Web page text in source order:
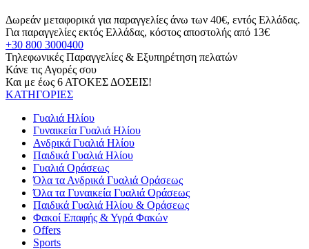
Δωρεάν μεταφορικά για παραγγελίες άνω των 40€, εντός Ελλάδας.
Για παραγγελίες εκτός Ελλάδας, κόστος αποστολής από 13€
+30 800 3000400
Τηλεφωνικές Παραγγελίες & Εξυπηρέτηση πελατών
Κάνε τις Αγορές σου
Και με έως 6 ΑΤΟΚΕΣ ΔΟΣΕΙΣ!
ΚΑΤΗΓΟΡΙΕΣ
Γυαλιά Ηλίου
Γυναικεία Γυαλιά Ηλίου
Ανδρικά Γυαλιά Ηλίου
Παιδικά Γυαλιά Ηλίου
Γυαλιά Οράσεως
Όλα τα Ανδρικά Γυαλιά Οράσεως
Όλα τα Γυναικεία Γυαλιά Οράσεως
Παιδικά Γυαλιά Ηλίου & Οράσεως
Φακοί Επαφής & Υγρά Φακών
Offers
Sports